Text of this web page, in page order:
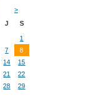
>
J S
1
7
8
14
15
21
22
28
29